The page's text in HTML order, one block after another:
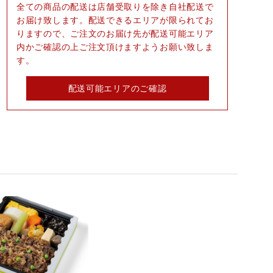
全ての商品の配送は店舗受取りを除き自社配送で
お届け致します。配送できるエリアが限られてお
りますので、ご注文のお届け先が配送可能エリア
内かご確認の上ご注文頂けますようお願い致しま
す。
配送可能エリアのご確認